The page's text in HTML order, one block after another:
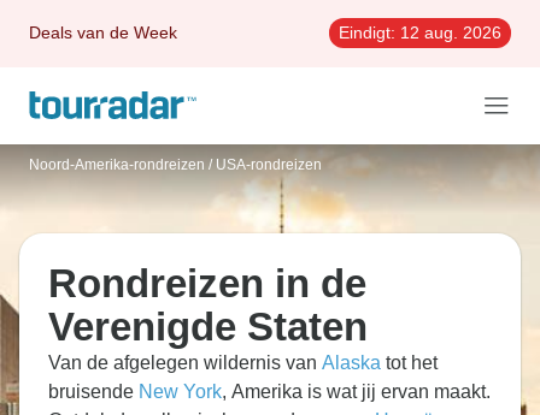
Deals van de Week Eindigt: 12 aug. 2026
Noord-Amerika-rondreizen / USA-rondreizen
Rondreizen in de
Verenigde Staten
Van de afgelegen wildernis van Alaska tot het
bruisende New York, Amerika is wat jij ervan maakt.